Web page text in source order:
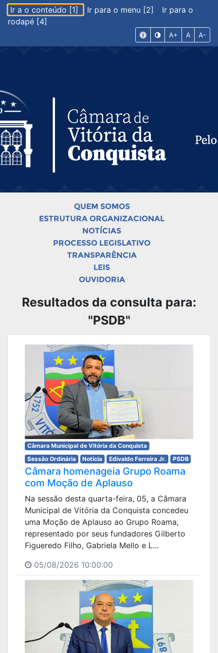
Ir a o conteúdo [1] Ir para o menu [2]
Ir para o
rodapé [4]
A+ A A-
QUEM SOMOS
ESTRUTURA ORGANIZACIONAL
NOTÍCIAS
PROCESSO LEGISLATIVO
TRANSPARÊNCIA
LEIS
OUVIDORIA
Resultados da consulta para:
"PSDB"
Câmara Municipal de Vitória da Conquista
Sessão Ordinária
Notícia Edivaldo Ferreira Jr. PSDB
Câmara homenageia Grupo Roama
com Moção de Aplauso
Na sessão desta quarta-feira, 05, a Câmara
Municipal de Vitória da Conquista concedeu
uma Moção de Aplauso ao Grupo Roama,
representado por seus fundadores Gilberto
Figueredo Filho, Gabriela Mello e L...
05/08/2026 10:00:00